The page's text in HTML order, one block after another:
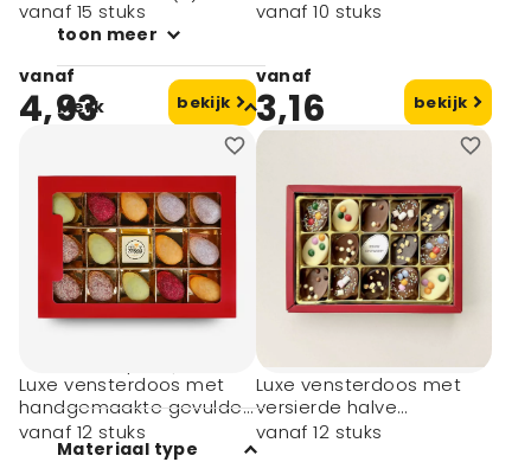
toon meer
Merk
Chocolonely (5)
Materiaal
Kunststof (1)
Materiaal type
Citroen
vanaf 15 stuks
vanaf
4,93 bekijk
vanaf 10 stuks
vanaf
3,16 bekijk
Luxe vensterdoos met
handgemaakte gevulde
paaseitjes (185 gram)
vanaf 12 stuks
Luxe vensterdoos met
versierde halve
paaseitjes (195 gram)
vanaf 12 stuks